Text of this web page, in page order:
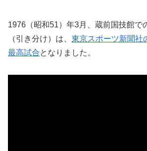
1976（昭和51）年3月、蔵前国技館で
（引き分け）は、 東京スポーツ新聞社
最高試合となりました。